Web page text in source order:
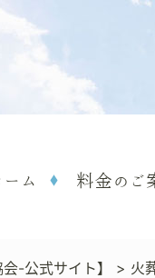
ーム 料金のご
-公式サイト】 > 火